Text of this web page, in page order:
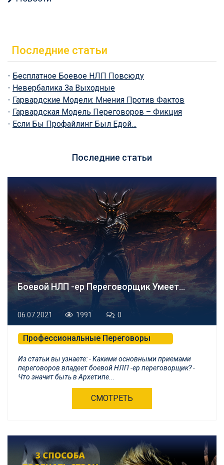
Последние статьи
- Бесплатное Боевое НЛП Повсюду
- Невербалика За Выходные
- Гарвардские Модели: Мнения Против Фактов
- Гарвардская Модель Переговоров – Фикция
- Если Бы Профайлинг Был Едой…
Последние статьи
Боевой НЛП -ер Переговорщик Умеет…
06.07.2021 1991 0
Профессиональные Переговоры
Из статьи вы узнаете: - Какими основными приемами
переговоров владеет боевой НЛП -ер переговорщик? -
Что значит быть в Архетипе...
СМОТРЕТЬ